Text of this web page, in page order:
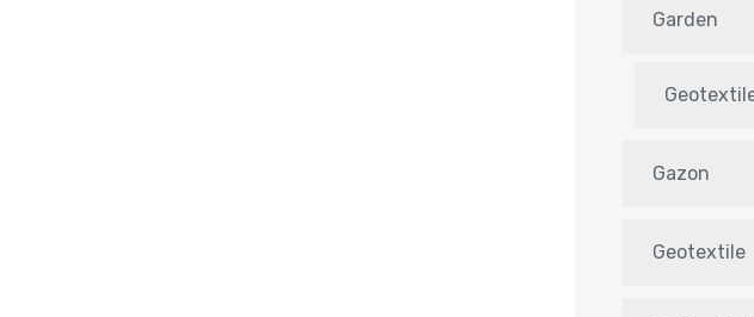
Garden
Gazon
Geotextile